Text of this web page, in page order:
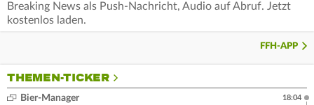
Breaking News als Push-Nachricht, Audio auf Abruf. Jetzt
kostenlos laden.
FFH-APP
THEMEN-TICKER
Bier-Manager
18:04